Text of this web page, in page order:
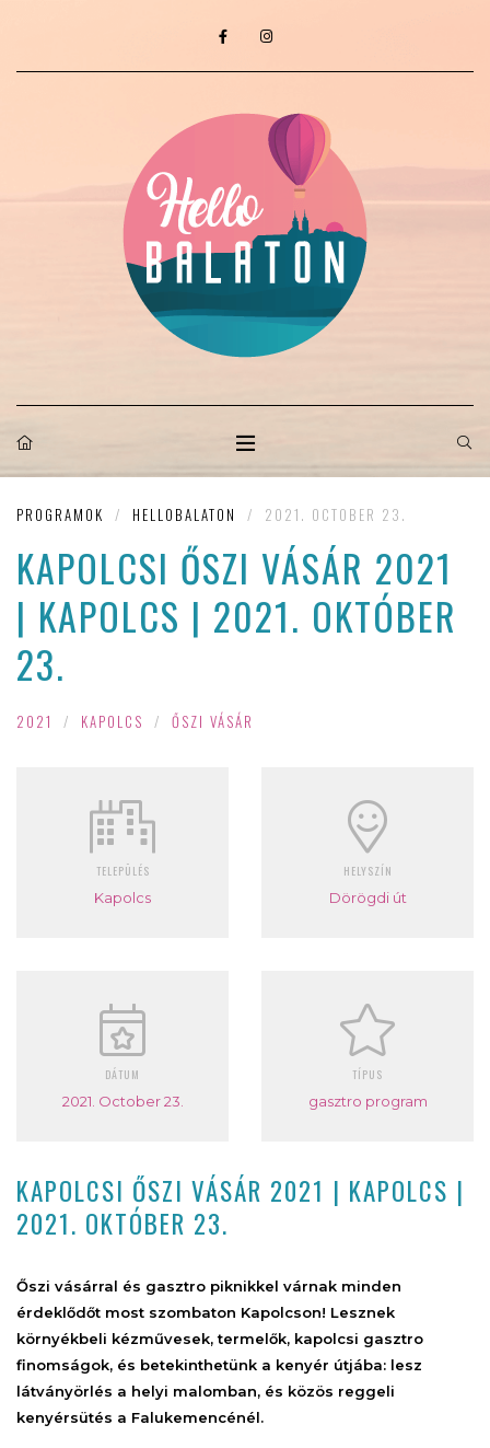
PROGRAMOK / HELLOBALATON / 2021. OCTOBER 23.
KAPOLCSI ŐSZI VÁSÁR 2021
| KAPOLCS | 2021. OKTÓBER
23.
2021 / KAPOLCS / ŐSZI VÁSÁR
TELEPÜLÉS
Kapolcs
HELYSZÍN
Dörögdi út
DÁTUM
2021. October 23.
TÍPUS
gasztro program
KAPOLCSI ŐSZI VÁSÁR 2021 | KAPOLCS |
2021. OKTÓBER 23.
Őszi vásárral és gasztro piknikkel várnak minden
érdeklődőt most szombaton Kapolcson! Lesznek
környékbeli kézművesek, termelők, kapolcsi gasztro
finomságok, és betekinthetünk a kenyér útjába: lesz
látványörlés a helyi malomban, és közös reggeli
kenyérsütés a Falukemencénél.